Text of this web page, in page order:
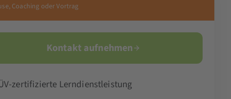
Coaching oder Vortrag
Kontakt aufnehmen
zertifizierte Lerndienstleistung